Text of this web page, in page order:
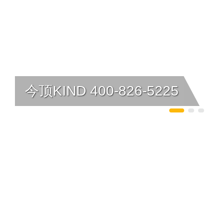
今顶KIND 400-826-5225